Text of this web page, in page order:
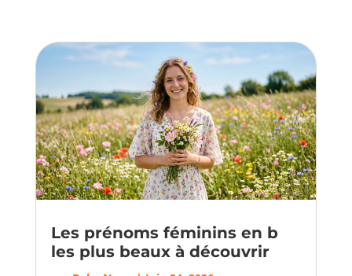
Les prénoms féminins en b
les plus beaux à découvrir